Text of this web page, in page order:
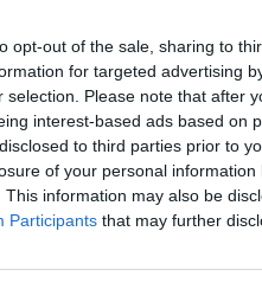
opt-out of the sale, sharing to
for targeted advertising
selection. Please note that after
interest-based ads based on
to third parties prior to
of your personal
This information may also be
Participants that may further